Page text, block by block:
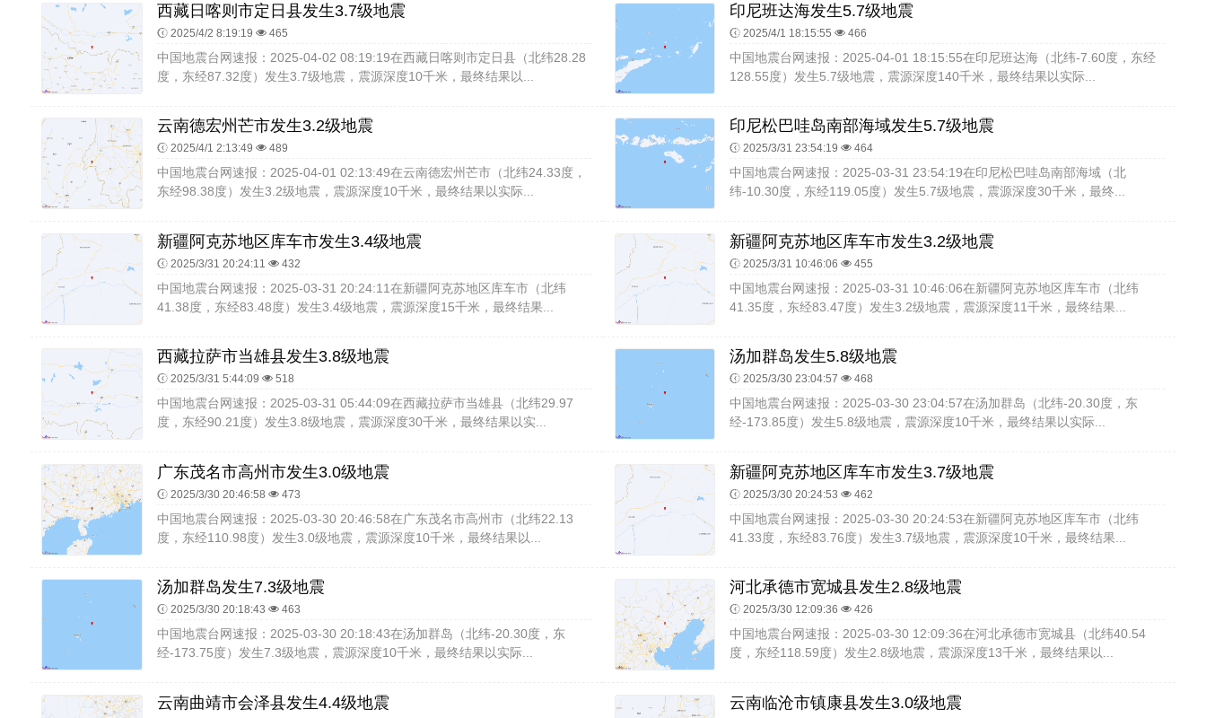
西藏日喀则市定日县发生3.7级地震
2025/4/2 8:19:19 465
中国地震台网速报：2025-04-02 08:19:19在西藏日喀则市定日县（北纬28.28
度，东经87.32度）发生3.7级地震，震源深度10千米，最终结果以...
印尼班达海发生5.7级地震
2025/4/1 18:15:55 466
中国地震台网速报：2025-04-01 18:15:55在印尼班达海（北纬-7.60度，东经
128.55度）发生5.7级地震，震源深度140千米，最终结果以实际...
云南德宏州芒市发生3.2级地震
2025/4/1 2:13:49 489
中国地震台网速报：2025-04-01 02:13:49在云南德宏州芒市（北纬24.33度，
东经98.38度）发生3.2级地震，震源深度10千米，最终结果以实际...
印尼松巴哇岛南部海域发生5.7级地震
2025/3/31 23:54:19 464
中国地震台网速报：2025-03-31 23:54:19在印尼松巴哇岛南部海域（北
纬-10.30度，东经119.05度）发生5.7级地震，震源深度30千米，最终...
新疆阿克苏地区库车市发生3.4级地震
2025/3/31 20:24:11 432
中国地震台网速报：2025-03-31 20:24:11在新疆阿克苏地区库车市（北纬
41.38度，东经83.48度）发生3.4级地震，震源深度15千米，最终结果...
新疆阿克苏地区库车市发生3.2级地震
2025/3/31 10:46:06 455
中国地震台网速报：2025-03-31 10:46:06在新疆阿克苏地区库车市（北纬
41.35度，东经83.47度）发生3.2级地震，震源深度11千米，最终结果...
西藏拉萨市当雄县发生3.8级地震
2025/3/31 5:44:09 518
中国地震台网速报：2025-03-31 05:44:09在西藏拉萨市当雄县（北纬29.97
度，东经90.21度）发生3.8级地震，震源深度30千米，最终结果以实...
汤加群岛发生5.8级地震
2025/3/30 23:04:57 468
中国地震台网速报：2025-03-30 23:04:57在汤加群岛（北纬-20.30度，东
经-173.85度）发生5.8级地震，震源深度10千米，最终结果以实际...
广东茂名市高州市发生3.0级地震
2025/3/30 20:46:58 473
中国地震台网速报：2025-03-30 20:46:58在广东茂名市高州市（北纬22.13
度，东经110.98度）发生3.0级地震，震源深度10千米，最终结果以...
新疆阿克苏地区库车市发生3.7级地震
2025/3/30 20:24:53 462
中国地震台网速报：2025-03-30 20:24:53在新疆阿克苏地区库车市（北纬
41.33度，东经83.76度）发生3.7级地震，震源深度10千米，最终结果...
汤加群岛发生7.3级地震
2025/3/30 20:18:43 463
中国地震台网速报：2025-03-30 20:18:43在汤加群岛（北纬-20.30度，东
经-173.75度）发生7.3级地震，震源深度10千米，最终结果以实际...
河北承德市宽城县发生2.8级地震
2025/3/30 12:09:36 426
中国地震台网速报：2025-03-30 12:09:36在河北承德市宽城县（北纬40.54
度，东经118.59度）发生2.8级地震，震源深度13千米，最终结果以...
云南曲靖市会泽县发生4.4级地震 云南临沧市镇康县发生3.0级地震